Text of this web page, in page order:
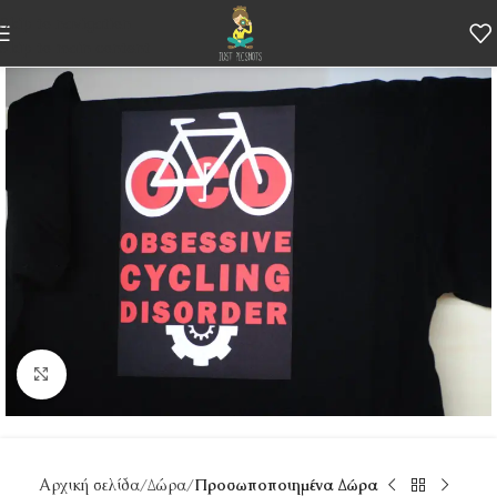
Skip to navigation
Skip to main content
Κάντε κλικ για μεγέθυνση
Αρχική σελίδα Δώρα Προσωποποιημένα Δώρα